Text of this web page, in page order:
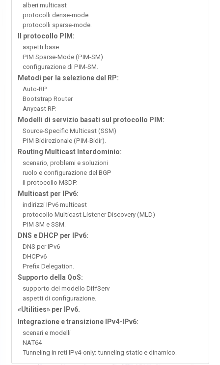
alberi multicast
protocolli dense-mode
protocolli sparse-mode.
Il protocollo PIM:
aspetti base
PIM Sparse-Mode (PIM-SM)
configurazione di PIM-SM.
Metodi per la selezione del RP:
Auto-RP
Bootstrap Router
Anycast RP.
Modelli di servizio basati sul protocollo PIM:
Source-Specific Multicast (SSM)
PIM Bidirezionale (PIM-Bidir).
Routing Multicast Interdominio:
scenario, problemi e soluzioni
ruolo e configurazione del BGP
il protocollo MSDP.
Multicast per IPv6:
indirizzi IPv6 multicast
protocollo Multicast Listener Discovery (MLD)
PIM SM e SSM.
DNS e DHCP per IPv6:
DNS per IPv6
DHCPv6
Prefix Delegation.
Supporto della QoS:
supporto del modello DiffServ
aspetti di configurazione.
«Utilities» per IPv6.
Integrazione e transizione IPv4-IPv6:
scenari e modelli
NAT64
Tunneling in reti IPv4-only: tunneling static e dinamico.